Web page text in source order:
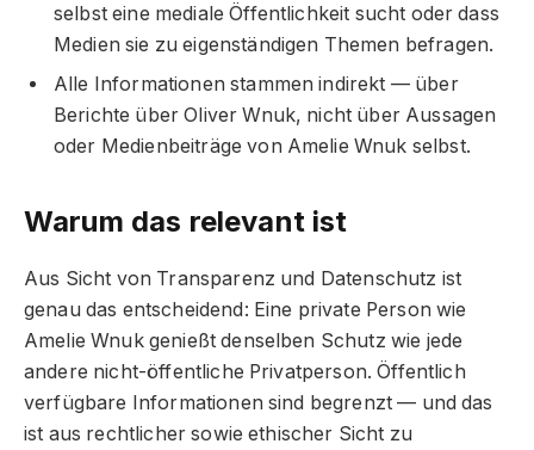
selbst eine mediale Öffentlichkeit sucht oder dass
Medien sie zu eigenständigen Themen befragen.
Alle Informationen stammen indirekt — über
Berichte über Oliver Wnuk, nicht über Aussagen
oder Medienbeiträge von Amelie Wnuk selbst.
Warum das relevant ist
Aus Sicht von Transparenz und Datenschutz ist
genau das entscheidend: Eine private Person wie
Amelie Wnuk genießt denselben Schutz wie jede
andere nicht-öffentliche Privatperson. Öffentlich
verfügbare Informationen sind begrenzt — und das
ist aus rechtlicher sowie ethischer Sicht zu